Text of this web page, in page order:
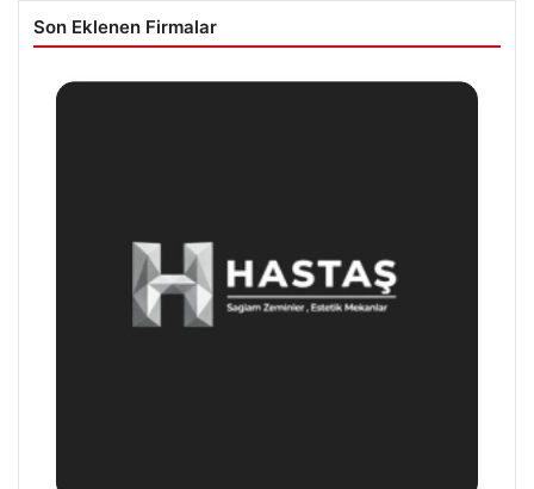
Son Eklenen Firmalar